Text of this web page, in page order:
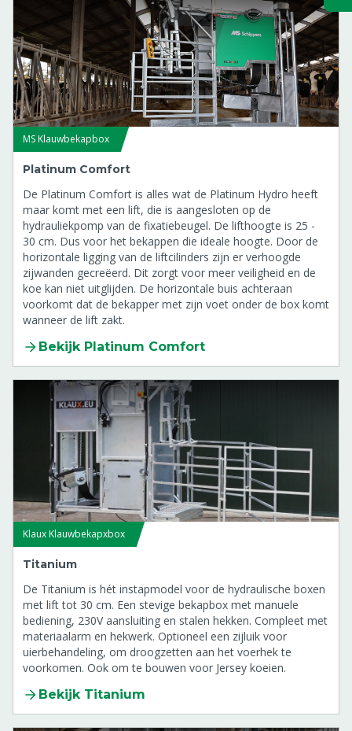
MS Klauwbekapbox
Platinum Comfort
De Platinum Comfort is alles wat de Platinum Hydro heeft
maar komt met een lift, die is aangesloten op de
hydrauliekpomp van de fixatiebeugel. De lifthoogte is 25 -
30 cm. Dus voor het bekappen die ideale hoogte. Door de
horizontale ligging van de liftcilinders zijn er verhoogde
zijwanden gecreëerd. Dit zorgt voor meer veiligheid en de
koe kan niet uitglijden. De horizontale buis achteraan
voorkomt dat de bekapper met zijn voet onder de box komt
wanneer de lift zakt.
Bekijk Platinum Comfort
Klaux Klauwbekapxbox
Titanium
De Titanium is hét instapmodel voor de hydraulische boxen
met lift tot 30 cm. Een stevige bekapbox met manuele
bediening, 230V aansluiting en stalen hekken. Compleet met
materiaalarm en hekwerk. Optioneel een zijluik voor
uierbehandeling, om droogzetten aan het voerhek te
voorkomen. Ook om te bouwen voor Jersey koeien.
Bekijk Titanium